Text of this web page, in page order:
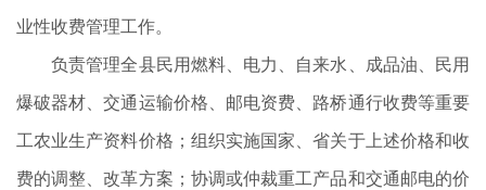
业性收费管理工作。
负责管理全县民用燃料、电力、自来水、成品油、民用
爆破器材、交通运输价格、邮电资费、路桥通行收费等重要
工农业生产资料价格；组织实施国家、省关于上述价格和收
费的调整、改革方案；协调或仲裁重工产品和交通邮电的价